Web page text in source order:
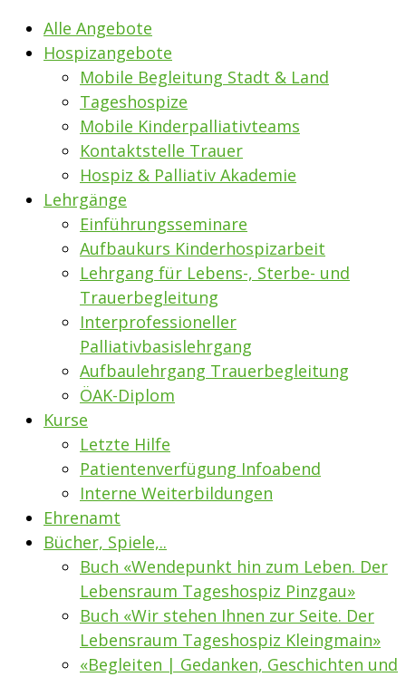
Alle Angebote
Hospizangebote
Mobile Begleitung Stadt & Land
Tageshospize
Mobile Kinderpalliativteams
Kontaktstelle Trauer
Hospiz & Palliativ Akademie
Lehrgänge
Einführungsseminare
Aufbaukurs Kinderhospizarbeit
Lehrgang für Lebens-, Sterbe- und
Trauerbegleitung
Interprofessioneller
Palliativbasislehrgang
Aufbaulehrgang Trauerbegleitung
ÖAK-Diplom
Kurse
Letzte Hilfe
Patientenverfügung Infoabend
Interne Weiterbildungen
Ehrenamt
Bücher, Spiele,..
Buch «Wendepunkt hin zum Leben. Der
Lebensraum Tageshospiz Pinzgau»
Buch «Wir stehen Ihnen zur Seite. Der
Lebensraum Tageshospiz Kleingmain»
«Begleiten | Gedanken, Geschichten und